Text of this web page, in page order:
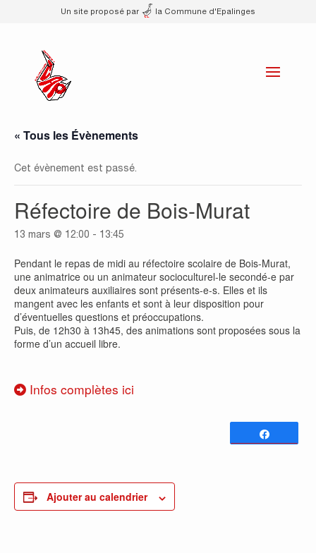
Un site proposé par la Commune d'Epalinges
« Tous les Évènements
Cet évènement est passé.
Réfectoire de Bois-Murat
13 mars @ 12:00 - 13:45
Pendant le repas de midi au réfectoire scolaire de Bois-Murat,
une animatrice ou un animateur socioculturel-le secondé-e par
deux animateurs auxiliaires sont présents-e-s. Elles et ils
mangent avec les enfants et sont à leur disposition pour
d’éventuelles questions et préoccupations.
Puis, de 12h30 à 13h45, des animations sont proposées sous la
forme d’un accueil libre.
Infos complètes ici
Ajouter au calendrier